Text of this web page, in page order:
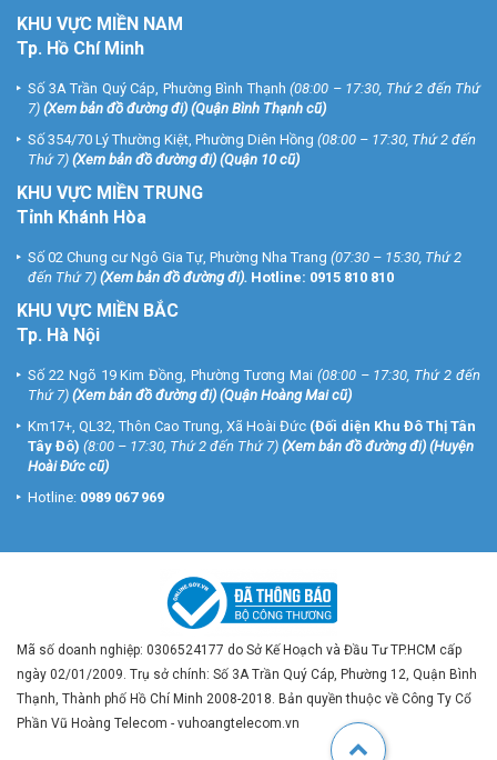
KHU VỰC MIỀN NAM
Tp. Hồ Chí Minh
Số 3A Trần Quý Cáp, Phường Bình Thạnh (08:00 – 17:30, Thứ 2 đến Thứ
7) (Xem bản đồ đường đi) (Quận Bình Thạnh cũ)
Số 354/70 Lý Thường Kiệt, Phường Diên Hồng (08:00 – 17:30, Thứ 2 đến
Thứ 7) (Xem bản đồ đường đi) (Quận 10 cũ)
KHU VỰC MIỀN TRUNG
Tỉnh Khánh Hòa
Số 02 Chung cư Ngô Gia Tự, Phường Nha Trang (07:30 – 15:30, Thứ 2
đến Thứ 7) (Xem bản đồ đường đi). Hotline: 0915 810 810
KHU VỰC MIỀN BẮC
Tp. Hà Nội
Số 22 Ngõ 19 Kim Đồng, Phường Tương Mai (08:00 – 17:30, Thứ 2 đến
Thứ 7) (Xem bản đồ đường đi) (Quận Hoàng Mai cũ)
Km17+, QL32, Thôn Cao Trung, Xã Hoài Đức (Đối diện Khu Đô Thị Tân
Tây Đô) (8:00 – 17:30, Thứ 2 đến Thứ 7) (Xem bản đồ đường đi) (Huyện
Hoài Đức cũ)
Hotline: 0989 067 969
Mã số doanh nghiệp: 0306524177 do Sở Kế Hoạch và Đầu Tư TP.HCM cấp
ngày 02/01/2009. Trụ sở chính: Số 3A Trần Quý Cáp, Phường 12, Quận Bình
Thạnh, Thành phố Hồ Chí Minh 2008-2018. Bản quyền thuộc về Công Ty Cổ
Phần Vũ Hoàng Telecom - vuhoangtelecom.vn